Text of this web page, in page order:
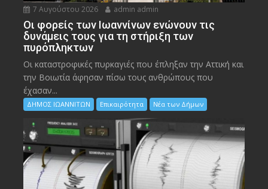
7 Αυγούστου 2026 admin admin
Οι φορείς των Ιωαννίνων ενώνουν τις
δυνάμεις τους για τη στήριξη των
πυρόπληκτων
Οι καταστροφικές πυρκαγιές που έπληξαν την Αττική και
την Bοιωτία άφησαν πίσω τους ανθρώπους που
έχασαν...
ΔΗΜΟΣ ΙΩΑΝΝΙΤΩΝ Επικαιρότητα Νέα των Δήμων